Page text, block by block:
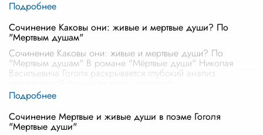
Сочинение Каковы они: живые и мертвые души? По
"Мертвым душам"
Сочинение Каковы они: живые и мертвые души? По
"Мертвым душам" В романе "Мёртвые души" Николая
Васильевича Гоголя раскрывается глубокий анализ
Сочинение Мертвые и живые души в поэме Гоголя
"Мертвые души"